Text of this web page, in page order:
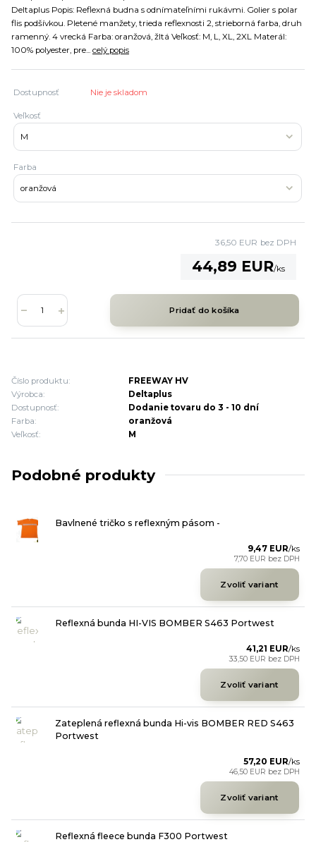
Deltaplus Popis: Reflexná budna s odnímateľními rukávmi. Golier s polar
flis podšívkou. Pletené manžety, trieda reflexnosti 2, strieborná farba, druh
ramenný. 4 vrecká Farba: oranžová, žltá Veľkosť: M, L, XL, 2XL Materál:
100% polyester, pre... celý popis
Dostupnosť Nie je skladom
Veľkosť
Farba
44,89 EUR/ks
36,50 EUR bez DPH
Pridať do košíka
Číslo produktu:
FREEWAY HV
Výrobca:
Deltaplus
Dostupnosť:
Dodanie tovaru do 3 - 10 dní
Farba:
oranžová
Veľkosť:
M
Podobné produkty
Bavlnené tričko s reflexným pásom -
9,47 EUR/ks
7,70 EUR bez DPH
Zvoliť variant
Reflexná bunda HI-VIS BOMBER S463 Portwest
41,21 EUR/ks
33,50 EUR bez DPH
Zvoliť variant
Zateplená reflexná bunda Hi-vis BOMBER RED S463
Portwest
57,20 EUR/ks
46,50 EUR bez DPH
Zvoliť variant
Reflexná fleece bunda F300 Portwest